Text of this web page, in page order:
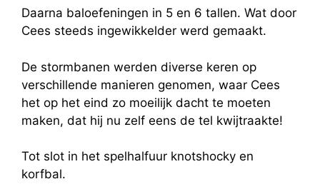
Daarna baloefeningen in 5 en 6 tallen. Wat door
Cees steeds ingewikkelder werd gemaakt.
De stormbanen werden diverse keren op
verschillende manieren genomen, waar Cees
het op het eind zo moeilijk dacht te moeten
maken, dat hij nu zelf eens de tel kwijtraakte!
Tot slot in het spelhalfuur knotshocky en
korfbal.